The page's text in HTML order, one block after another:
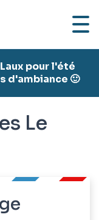
pour l'été
d'ambiance 🙂
Le